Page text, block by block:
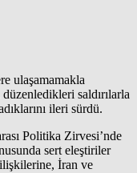
ulaşamamakla
saldırılarla
ileri sürdü.
Politika Zirvesi’nde
sert eleştiriler
İran ve